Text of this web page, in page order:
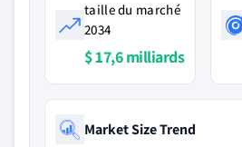
taille du marché
2034
$ 17,6 milliards
Market Size Trend